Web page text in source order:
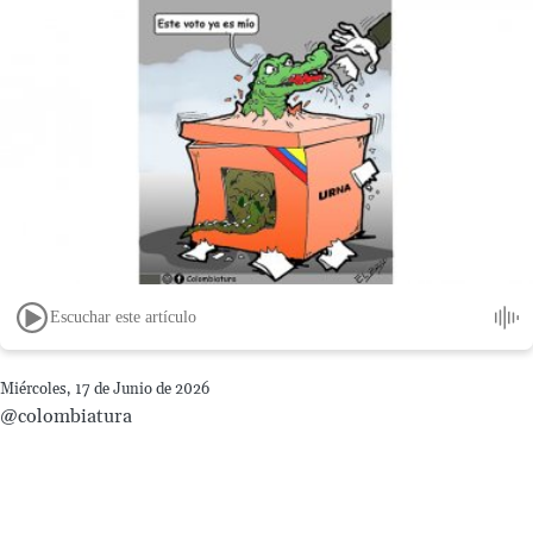
Escuchar este artículo
Miércoles, 17 de Junio de 2026
@colombiatura